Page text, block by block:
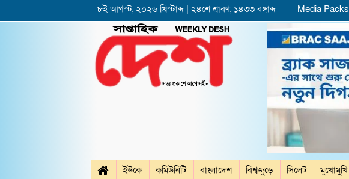
৮ই আগস্ট, ২০২৬ খ্রিস্টাব্দ | ২৪শে শ্রাবণ, ১৪৩৩ বঙ্গাব্দ Media Packs
ইউকে কমিউনিটি বাংলাদেশ বিশ্বজুড়ে সিলেট মুখোমুখি